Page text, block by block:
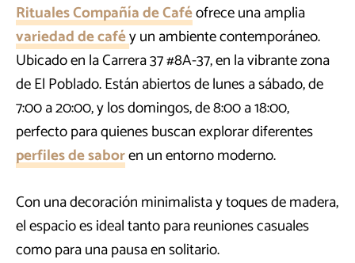
Rituales Compañía de Caféofrece una amplia
variedad de caféy un ambiente contemporáneo.
Ubicado en la Carrera 37 #8A-37, en la vibrante zona
de El Poblado. Están abiertos de lunes a sábado, de
7:00 a 20:00, y los domingos, de 8:00 a 18:00,
perfecto para quienes buscan explorar diferentes
perfiles de saboren un entorno moderno.
Con una decoración minimalista y toques de madera,
el espacio es ideal tanto para reuniones casuales
como para una pausa en solitario.